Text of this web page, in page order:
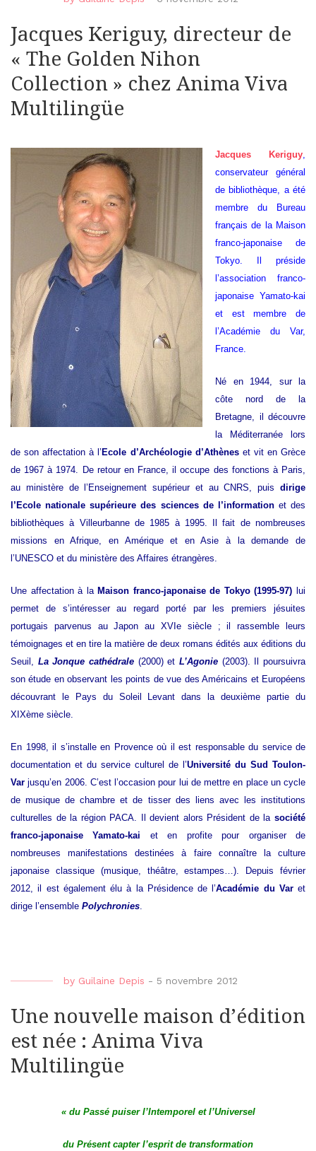
Jacques Keriguy, directeur de
« The Golden Nihon
Collection » chez Anima Viva
Multilingüe
Jacques Keriguy,
conservateur général
de bibliothèque, a été
membre du Bureau
français de la Maison
franco-japonaise de
Tokyo. Il préside
l’association franco-
japonaise Yamato-kai
et est membre de
l’Académie du Var,
France.
Né en 1944, sur la
côte nord de la
Bretagne, il découvre
la Méditerranée lors
de son affectation à l’ Ecole d’Archéologie d’Athèneset vit en Grèce
de 1967 à 1974. De retour en France, il occupe des fonctions à Paris,
au ministère de l’Enseignement supérieur et au CNRS, puis dirige
l’Ecole nationale supérieure des sciences de l’informationet des
bibliothèques à Villeurbanne de 1985 à 1995. Il fait de nombreuses
missions en Afrique, en Amérique et en Asie à la demande de
l’UNESCO et du ministère des Affaires étrangères.
Une affectation à la Maison franco-japonaise de Tokyo (1995-97) lui
permet de s’intéresser au regard porté par les premiers jésuites
portugais parvenus au Japon au XVIe siècle ; il rassemble leurs
témoignages et en tire la matière de deux romans édités aux éditions du
Seuil, La Jonque cathédrale (2000) etL’Agonie (2003). Il poursuivra
son étude en observant les points de vue des Américains et Européens
découvrant le Pays du Soleil Levant dans la deuxième partie du
XIXème siècle.
En 1998, il s’installe en Provence où il est responsable du service de
documentation et du service culturel de l’Université du Sud Toulon-
Var jusqu’en 2006. C’est l’occasion pour lui de mettre en place un cycle
de musique de chambre et de tisser des liens avec les institutions
culturelles de la région PACA. Il devient alors Président de la société
franco-japonaise Yamato-kai et en profite pour organiser de
nombreuses manifestations destinées à faire connaître la culture
japonaise classique (musique, théâtre, estampes…). Depuis février
2012, il est également élu à la Présidence de l’Académie du Varet
dirige l’ensemble Polychronies.
by Guilaine Depis - 5 novembre 2012
Une nouvelle maison d’édition
est née : Anima Viva
Multilingüe
« du Passé puiser l’Intemporel et l’Universel
du Présent capter l’esprit de transformation